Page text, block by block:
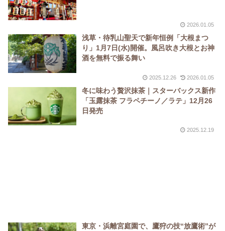
2026.01.05
浅草・待乳山聖天で新年恒例「大根まつ
り」1月7日(水)開催。風呂吹き大根とお神
酒を無料で振る舞い
2025.12.26 2026.01.05
冬に味わう贅沢抹茶｜スターバックス新作
「玉露抹茶 フラペチーノ／ラテ」12月26
日発売
2025.12.19
東京・浜離宮庭園で、鷹狩の技“放鷹術”が